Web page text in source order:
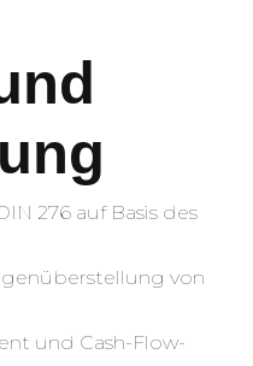
276 auf Basis des
von
und Cash-Flow-